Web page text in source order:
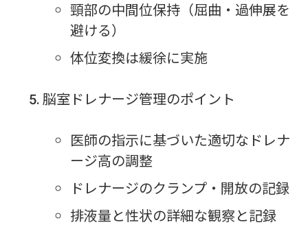
頸部の中間位保持（屈曲・過伸展を
避ける）
体位変換は緩徐に実施
脳室ドレナージ管理のポイント
医師の指示に基づいた適切なドレナ
ージ高の調整
ドレナージのクランプ・開放の記録
排液量と性状の詳細な観察と記録